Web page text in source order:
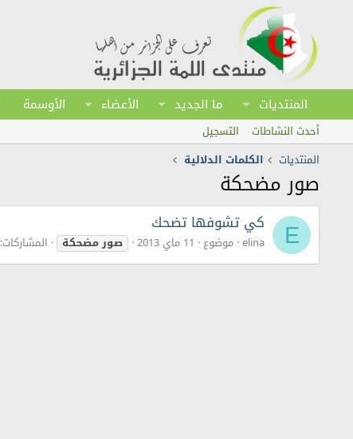
المنتديات ما الجديد الأعضاء الأوسمة
أحدث النشاطات
التسجيل
المنتديات
الكلمات الدلالية
صور مضحكة
E كي تشوفها تضحك
elina موضوع 11 ماي 2013 صورمضحكة المشاركات: 11